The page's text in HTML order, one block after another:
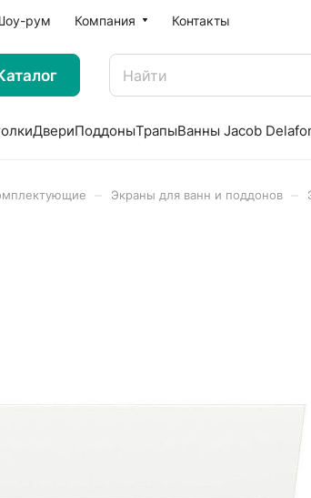
рум Компания Контакты
ДвериПоддоныТрапыВанны Jacob
Экраны для ванн и поддонов